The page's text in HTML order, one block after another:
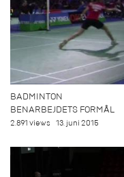
BADMINTON
BENARBEJDETS FORMÅL
2.891 views 13. juni 2015